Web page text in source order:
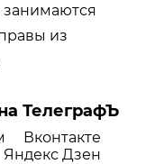
из
ТелеграфЪ
Вконтакте
Яндекс Дзен